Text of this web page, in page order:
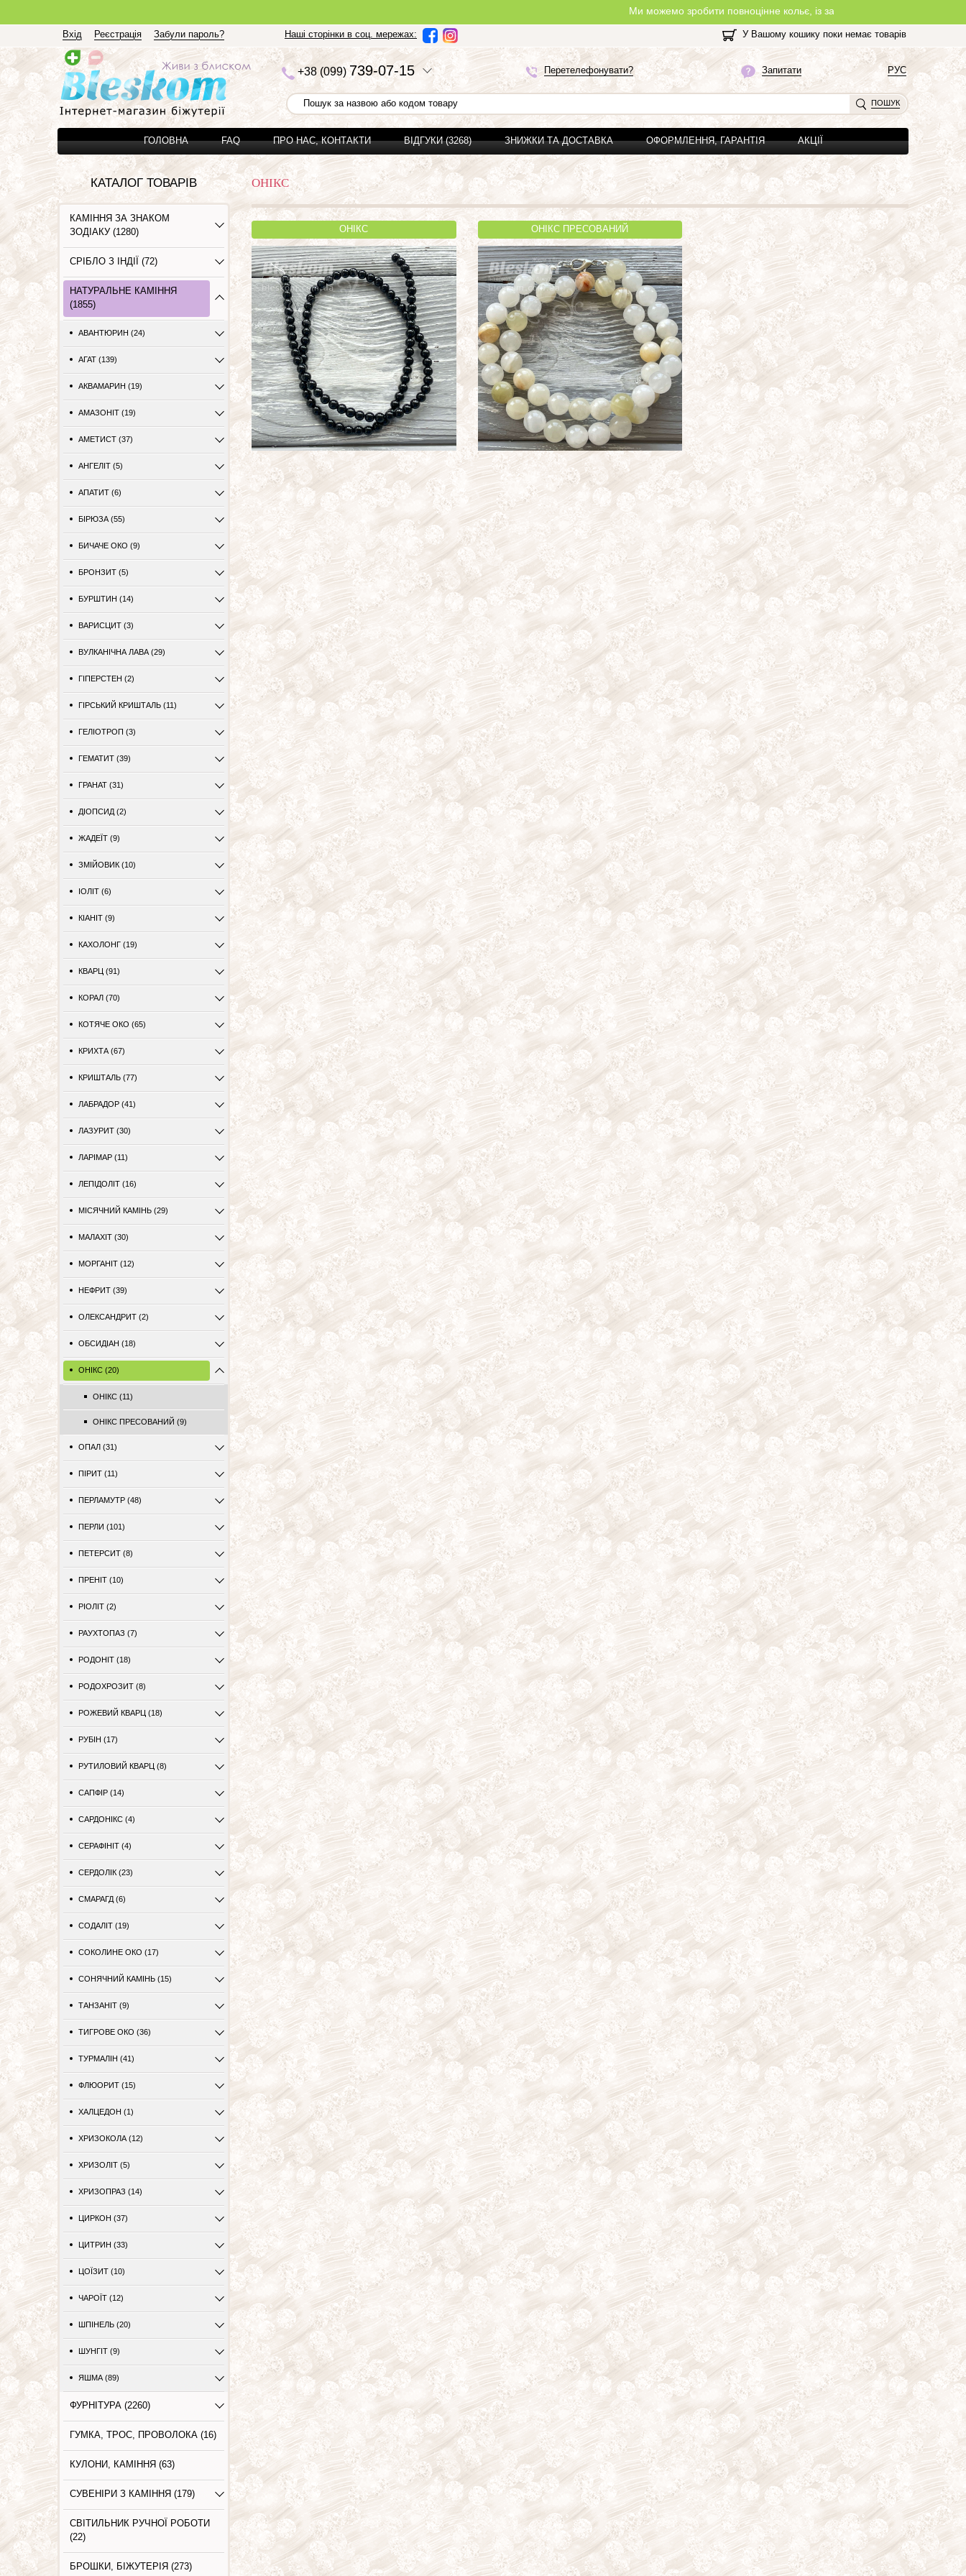
Ми можемо зробити повноцінне кольє, із замочком, з будь-якої нитки, яку Ви
Вхід Реєстрація Забули пароль? Наші сторінки в соц. мережах: У Вашому кошику поки немає товарів
+38 (099)739-07-15 Запитати
Перетелефонувати? РУС
ПОШУК
ГОЛОВНА FAQ ПРО НАС, КОНТАКТИ ВІДГУКИ (3268) ЗНИЖКИ ТА ДОСТАВКА ОФОРМЛЕННЯ, ГАРАНТІЯ АКЦІЇ
КАТАЛОГ ТОВАРІВ
КАМІННЯ ЗА ЗНАКОМ
ЗОДІАКУ (1280)
СРІБЛО З ІНДІЇ (72)
НАТУРАЛЬНЕ КАМІННЯ
(1855)
АВАНТЮРИН (24)
АГАТ (139)
АКВАМАРИН (19)
АМАЗОНІТ (19)
АМЕТИСТ (37)
АНГЕЛІТ (5)
АПАТИТ (6)
БІРЮЗА (55)
БИЧАЧЕ ОКО (9)
БРОНЗИТ (5)
БУРШТИН (14)
ВАРИСЦИТ (3)
ВУЛКАНІЧНА ЛАВА (29)
ГІПЕРСТЕН (2)
ГІРСЬКИЙ КРИШТАЛЬ (11)
ГЕЛІОТРОП (3)
ГЕМАТИТ (39)
ГРАНАТ (31)
ДІОПСИД (2)
ЖАДЕЇТ (9)
ЗМІЙОВИК (10)
ІОЛІТ (6)
КІАНІТ (9)
КАХОЛОНГ (19)
КВАРЦ (91)
КОРАЛ (70)
КОТЯЧЕ ОКО (65)
КРИХТА (67)
КРИШТАЛЬ (77)
ЛАБРАДОР (41)
ЛАЗУРИТ (30)
ЛАРІМАР (11)
ЛЕПІДОЛІТ (16)
МІСЯЧНИЙ КАМІНЬ (29)
МАЛАХІТ (30)
МОРГАНІТ (12)
НЕФРИТ (39)
ОЛЕКСАНДРИТ (2)
ОБСИДІАН (18)
ОНІКС (20)
ОНІКС (11)
ОНІКС ПРЕСОВАНИЙ (9)
ОПАЛ (31)
ПІРИТ (11)
ПЕРЛАМУТР (48)
ПЕРЛИ (101)
ПЕТЕРСИТ (8)
ПРЕНІТ (10)
РІОЛІТ (2)
РАУХТОПАЗ (7)
РОДОНІТ (18)
РОДОХРОЗИТ (8)
РОЖЕВИЙ КВАРЦ (18)
РУБІН (17)
РУТИЛОВИЙ КВАРЦ (8)
САПФІР (14)
САРДОНІКС (4)
СЕРАФІНІТ (4)
СЕРДОЛІК (23)
СМАРАГД (6)
СОДАЛІТ (19)
СОКОЛИНЕ ОКО (17)
СОНЯЧНИЙ КАМІНЬ (15)
ТАНЗАНІТ (9)
ТИГРОВЕ ОКО (36)
ТУРМАЛІН (41)
ФЛЮОРИТ (15)
ХАЛЦЕДОН (1)
ХРИЗОКОЛА (12)
ХРИЗОЛІТ (5)
ХРИЗОПРАЗ (14)
ЦИРКОН (37)
ЦИТРИН (33)
ЦОЇЗИТ (10)
ЧАРОЇТ (12)
ШПІНЕЛЬ (20)
ШУНГІТ (9)
ЯШМА (89)
ФУРНІТУРА (2260)
ГУМКА, ТРОС, ПРОВОЛОКА (16)
КУЛОНИ, КАМІННЯ (63)
СУВЕНІРИ З КАМІННЯ (179)
СВІТИЛЬНИК РУЧНОЇ РОБОТИ
(22)
БРОШКИ, БІЖУТЕРІЯ (273)
ОНІКС
ОНІКС ОНІКС ПРЕСОВАНИЙ